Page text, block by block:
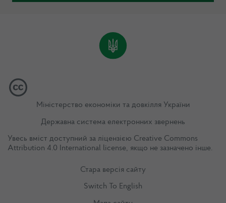
Міністерство економіки та довкілля України
Державна система електронних звернень
Увесь вміст доступний за ліцензією Creative Commons
Attribution 4.0 International license, якщо не зазначено інше.
Стара версія сайту
Switch To English